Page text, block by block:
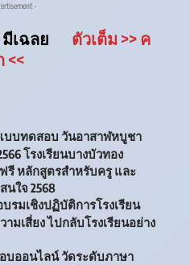
-
มีเฉลย ตัวเต็ม >> ค
<<
บบทดสอบ วันอาสาฬหบูชา
โรงเรียนบางบัวทอง
รี หลักสูตรสำหรับครู และ
นใจ 2568
รมเชิงปฏิบัติการโรงเรียน
มเสี่ยง ไปกลับโรงเรียนอย่าง
บออนไลน์ วัดระดับภาษา